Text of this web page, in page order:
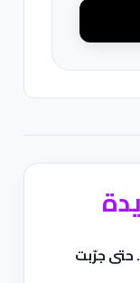
حتى جرّبت